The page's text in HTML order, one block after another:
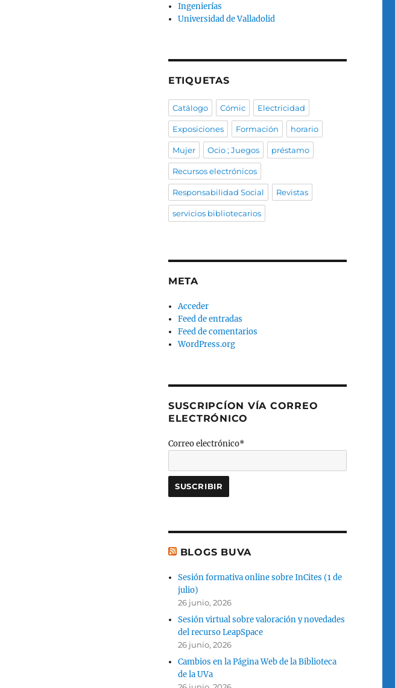
Ingenierías
Universidad de Valladolid
ETIQUETAS
Catálogo Cómic Electricidad
Exposiciones Formación horario
Mujer Ocio ; Juegos préstamo
Recursos electrónicos
Responsabilidad Social Revistas
servicios bibliotecarios
META
Acceder
Feed de entradas
Feed de comentarios
WordPress.org
SUSCRIPCÍON VÍA CORREO
ELECTRÓNICO
Correo electrónico*
BLOGS BUVA
Sesión formativa online sobre InCites (1 de
julio)
26 junio, 2026
Sesión virtual sobre valoración y novedades
del recurso LeapSpace
26 junio, 2026
Cambios en la Página Web de la Biblioteca
de la UVa